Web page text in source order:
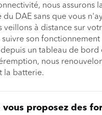
nous assurons
du DAE sans que vous
veillons à distance sur
suivre son fonctionnement
un tableau de bord
nous
la batterie.
vous proposez des